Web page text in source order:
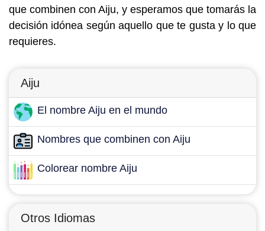
que combinen con Aiju, y esperamos que tomarás la
decisión idónea según aquello que te gusta y lo que
requieres.
Aiju
El nombre Aiju en el mundo
Nombres que combinen con Aiju
Colorear nombre Aiju
Otros Idiomas